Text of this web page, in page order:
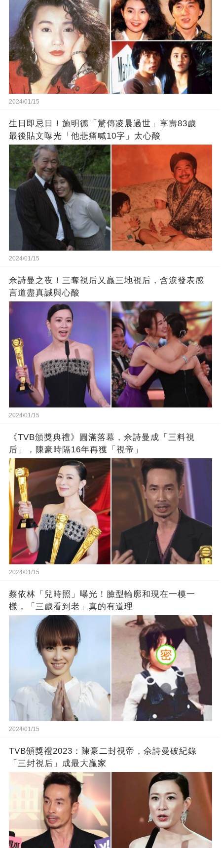
2024/01/15
生日即忌日！施明德「驚傳凌晨過世」享壽83歲
最後貼文曝光「他悲痛喊10字」太心酸
2024/01/15
佘詩曼之夜！三奪視后又贏三地視后，含淚發表感
言道盡真誠與心酸
2024/01/15
《TVB頒獎典禮》圓滿落幕，佘詩曼成「三料視
后」，陳豪時隔16年再獲「視帝」
2024/01/15
蔡依林「兒時照」曝光！臉型輪廓和現在一模一
樣，「三歲看到老」真的有道理
2024/01/15
TVB頒獎禮2023：陳豪二封視帝，佘詩曼破紀錄
「三封視后」成最大贏家